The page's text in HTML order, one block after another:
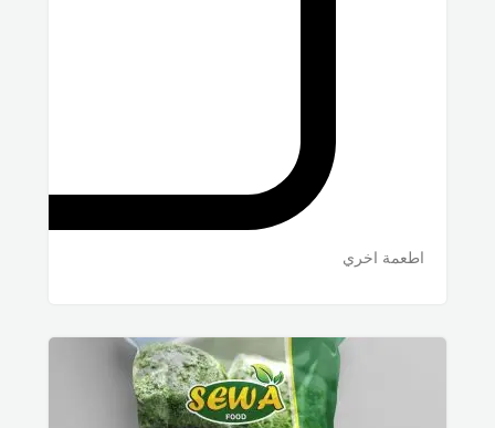
اطعمة اخري